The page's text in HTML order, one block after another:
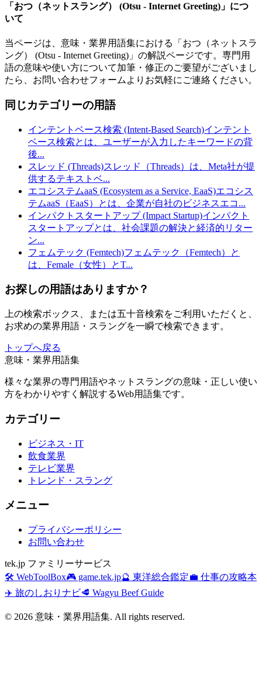
「 おつ（ネットスラング） (Otsu - Internet Greeting) 」につ
いて
当ページは、意味・業界用語集における「 おつ（ネットスラ
ング） (Otsu - Internet Greeting) 」の解説ページです。専門用
語の意味や使い方について加筆・修正のご要望がございまし
たら、お問い合わせフォームよりお気軽にご連絡ください。
同じカテゴリーの用語
インテントベース検索 (Intent-Based Search)インテント
ベース検索とは、ユーザーが入力したキーワードの背
後...
スレッド (Threads)スレッド（Threads）は、Meta社が提
供するテキストベ...
エコシステムaaS (Ecosystem as a Service, EaaS)エコシス
テムaaS（EaaS）とは、企業が自社のビジネスエコ ...
インパクトスタートアップ (Impact Startup)インパクト
スタートアップとは、社会課題の解決と経済的リター
ン...
フェムテック (Femtech)フェムテック（Femtech）と
は、Female（女性）とT...
お探しの用語はありますか？
上の検索ボックス、または五十音検索をご利用いただくと、
お求めの業界用語・スラングを一瞬で検索できます。
トップへ戻る
意味・業界用語集
様々な業界の専門用語やネットスラングの意味・正しい使い
方をわかりやすく解説するWeb用語集です。
カテゴリー
ビジネス・IT
飲食業界
テレビ業界
トレンド・スラング
メニュー
プライバシーポリシー
お問い合わせ
tek.jp ファミリーサービス
🛠️ WebToolBox🎮 game.tek.jp🔮 東洋総合鑑定💼 仕事の攻略本
✈️ 旅のしおりナビ🥩 Wagyu Beef Guide
© 2026 意味・業界用語集. All rights reserved.